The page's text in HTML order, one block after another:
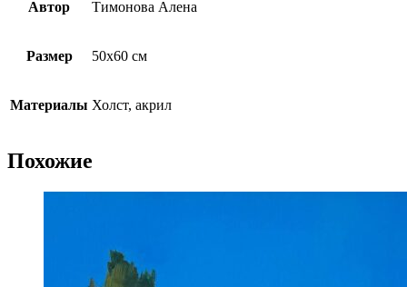
Автор Тимонова Алена
Размер 50х60 см
Материалы Холст, акрил
Похожие